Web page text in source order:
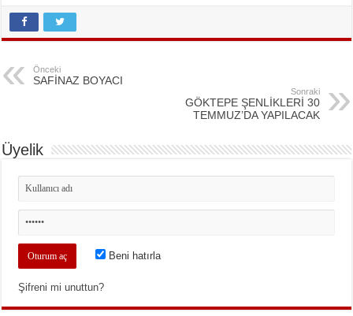
Önceki
SAFİNAZ BOYACI
Sonraki
GÖKTEPE ŞENLİKLERİ 30
TEMMUZ’DA YAPILACAK
Üyelik
Beni hatırla
Şifreni mi unuttun?